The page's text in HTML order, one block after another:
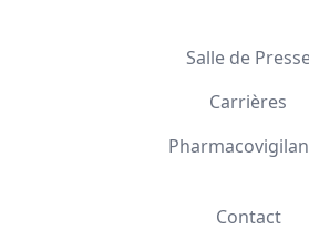
Salle de
Carrières
Contact